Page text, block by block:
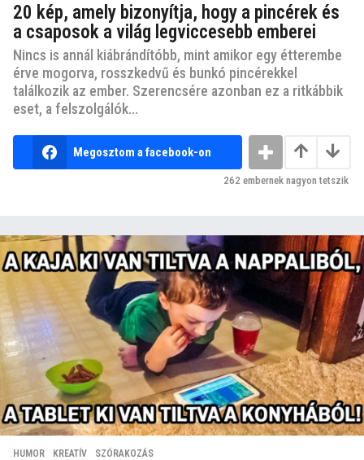
20 kép, amely bizonyítja, hogy a pincérek és
a csaposok a világ legviccesebb emberei
Nincs is annál kiábrándítóbb, mint amikor egy étterembe
érve mogorva, rosszkedvű és bunkó pincérekkel
találkozik az ember. Szerencsére azonban ez a ritkábbik
eset, a felszolgálók...
Megosztom a facebook-on
262 embernek nagyon tetszik
HUMOR ,KREATÍV ,SZÓRAKOZÁS